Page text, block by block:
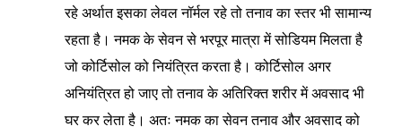
रहे अर्थात इसका लेवल नॉर्मल रहे तो तनाव का स्तर भी सामान्य
रहता है। नमक के सेवन से भरपूर मात्रा में सोडियम मिलता है
जो कोर्टिसोल को नियंत्रित करता है। कोर्टिसोल अगर
अनियंत्रित हो जाए तो तनाव के अतिरिक्त शरीर में अवसाद भी
घर कर लेता है। अतः नमक का सेवन तनाव और अवसाद को